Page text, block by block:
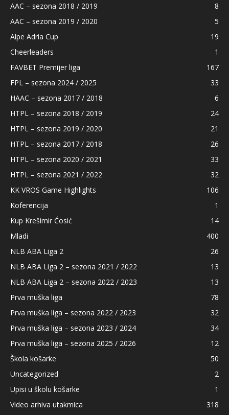
AAC – sezona 2018 / 2019
8
AAC – sezona 2019 / 2020
5
Alpe Adria Cup
19
Cheerleaders
1
FAVBET Premijer liga
167
FPL – sezona 2024 / 2025
33
HAAC – sezona 2017 / 2018
6
HTPL – sezona 2018 / 2019
24
HTPL – sezona 2019 / 2020
21
HTPL – sezona 2017 / 2018
26
HTPL – sezona 2020 / 2021
33
HTPL – sezona 2021 / 2022
32
KK VROS Game Highlights
106
Koferencija
1
Kup Krešimir Ćosić
14
Mladi
400
NLB ABA Liga 2
26
NLB ABA Liga 2 – sezona 2021 / 2022
13
NLB ABA Liga 2 – sezona 2022 / 2023
13
Prva muška liga
78
Prva muška liga – sezona 2022 / 2023
32
Prva muška liga – sezona 2023 / 2024
34
Prva muška liga – sezona 2025 / 2026
12
Škola košarke
50
Uncategorized
2
Upisi u školu košarke
1
Video arhiva utakmica
318